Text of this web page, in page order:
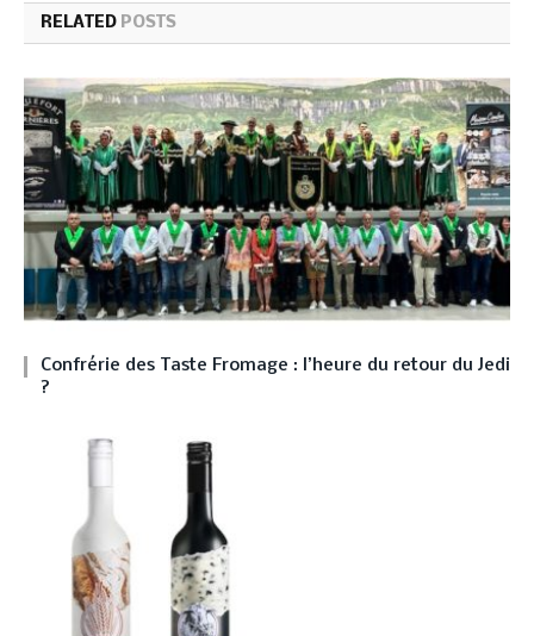
RELATED POSTS
Confrérie des Taste Fromage : l’heure du retour du Jedi
?